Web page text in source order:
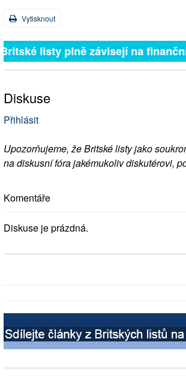
Vytisknout
Britské listy plně závisejí na
Diskuse
Přihlásit
Upozorňujeme, že Britské listy jako
na diskusní fóra jakémukoliv diskutérovi,
Komentáře
Diskuse je prázdná.